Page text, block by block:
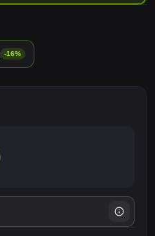
-16%